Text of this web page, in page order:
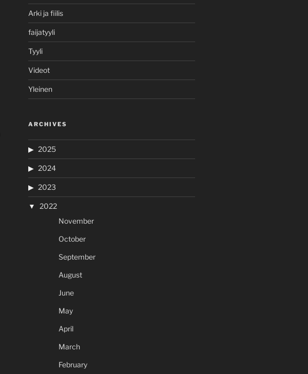
Arki ja fiilis
faijatyyli
Tyyli
Videot
Yleinen
ARCHIVES
2025
2024
2023
2022
November
October
September
August
June
May
April
March
February